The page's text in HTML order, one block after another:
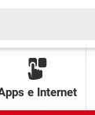
e Internet